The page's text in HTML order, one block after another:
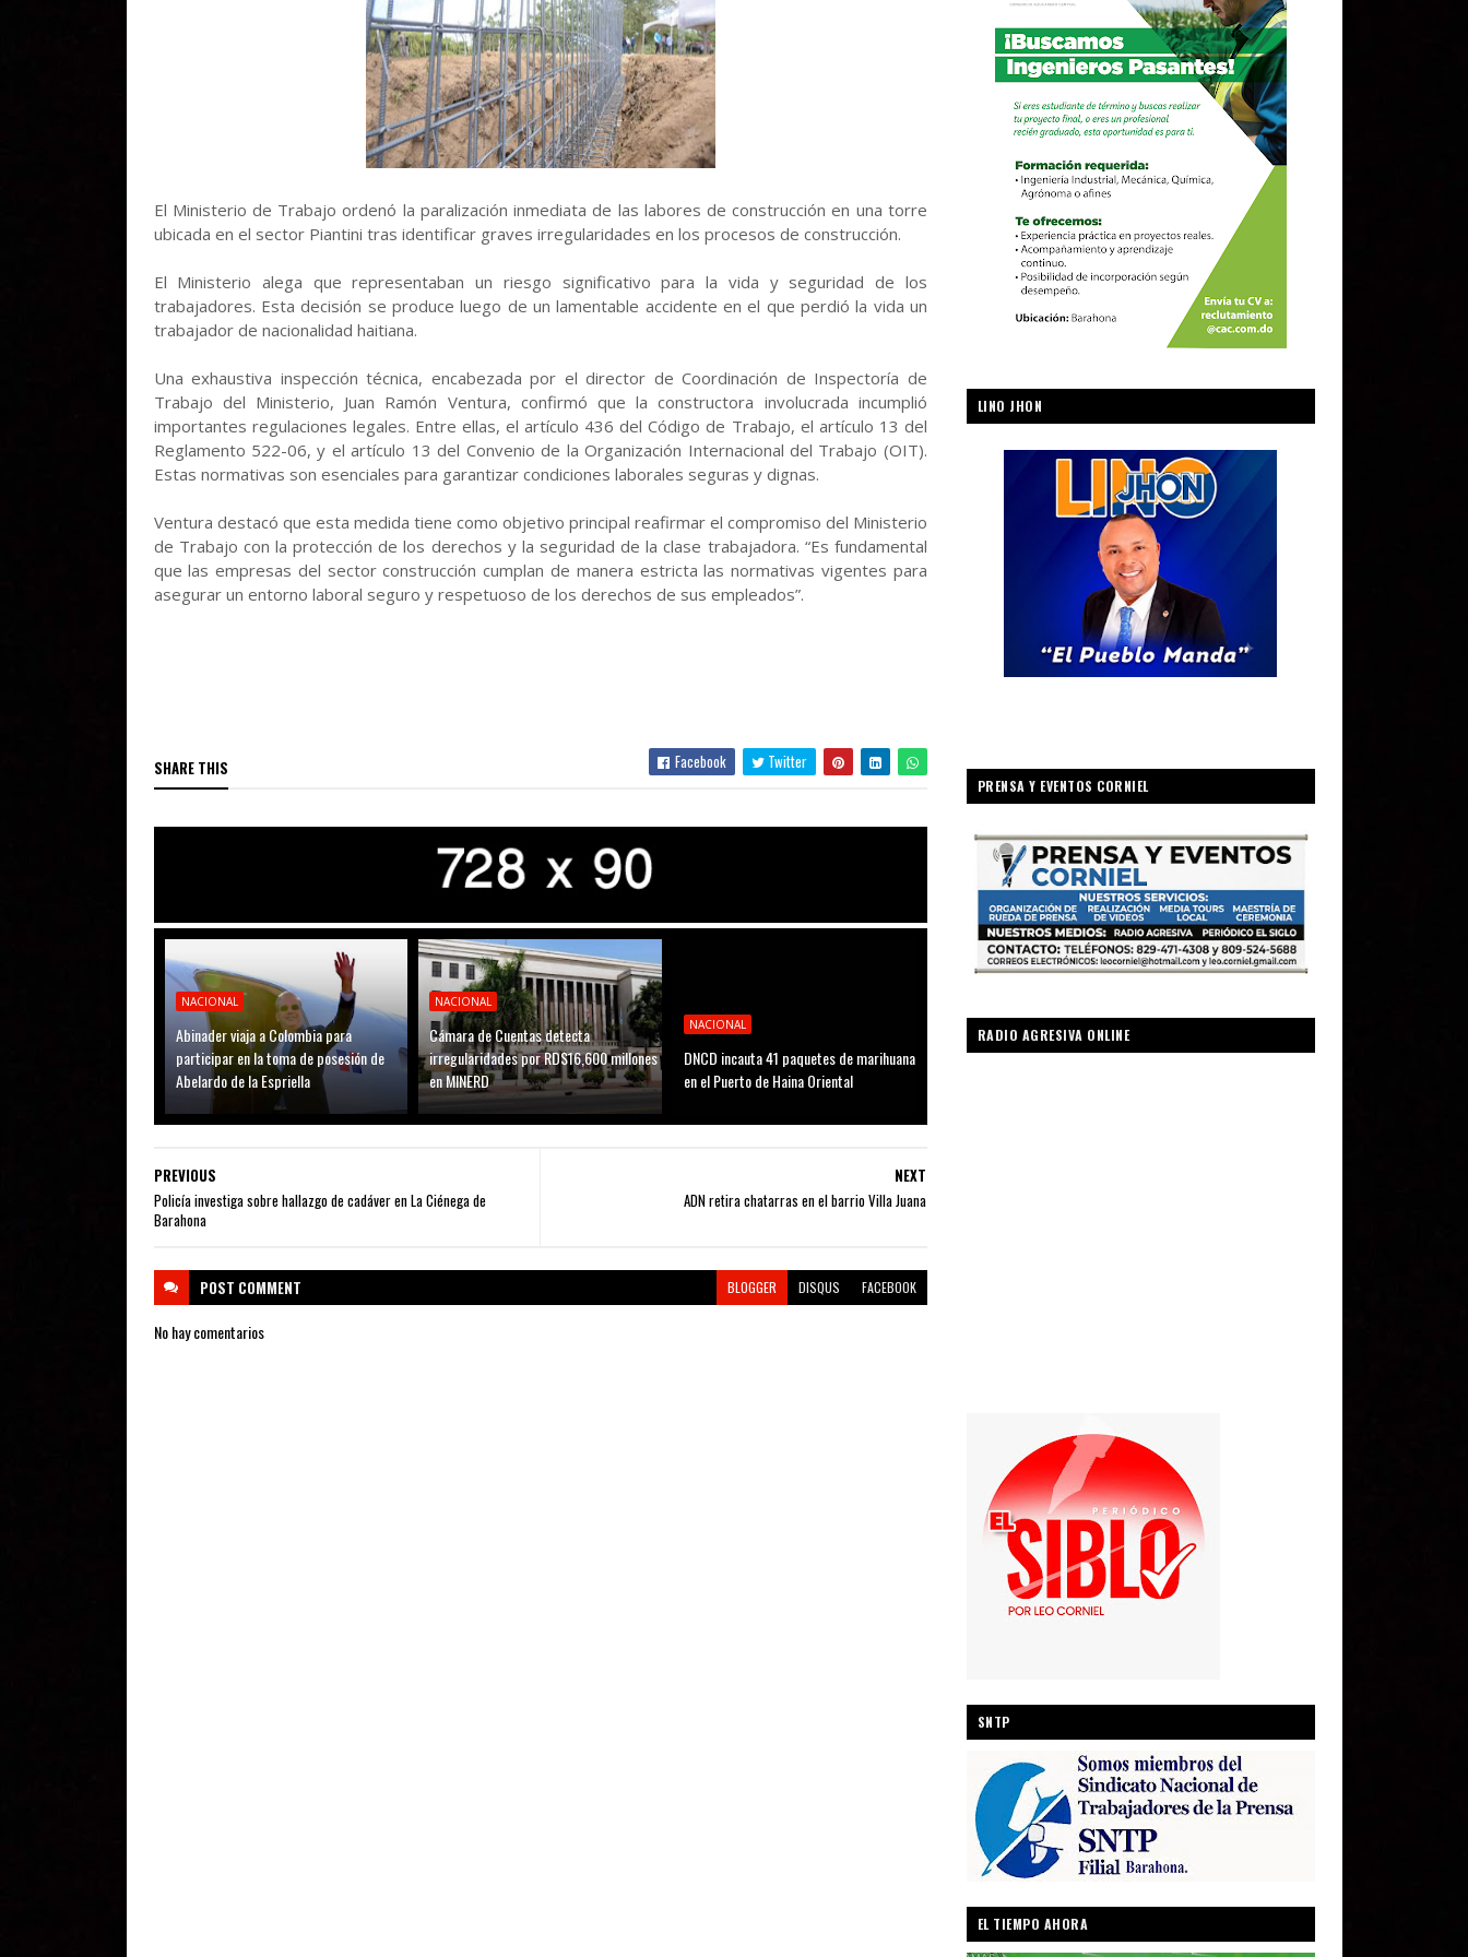
El Ministerio de Trabajo ordenó la paralización inmediata de las labores de construcción en una torre
ubicada en el sector Piantini tras identificar graves irregularidades en los procesos de construcción.
El Ministerio alega que representaban un riesgo significativo para la vida y seguridad de los
trabajadores. Esta decisión se produce luego de un lamentable accidente en el que perdió la vida un
trabajador de nacionalidad haitiana.
Una exhaustiva inspección técnica, encabezada por el director de Coordinación de Inspectoría de
Trabajo del Ministerio, Juan Ramón Ventura, confirmó que la constructora involucrada incumplió
importantes regulaciones legales. Entre ellas, el artículo 436 del Código de Trabajo, el artículo 13 del
Reglamento 522-06, y el artículo 13 del Convenio de la Organización Internacional del Trabajo (OIT).
Estas normativas son esenciales para garantizar condiciones laborales seguras y dignas.
Ventura destacó que esta medida tiene como objetivo principal reafirmar el compromiso del Ministerio
de Trabajo con la protección de los derechos y la seguridad de la clase trabajadora. “Es fundamental
que las empresas del sector construcción cumplan de manera estricta las normativas vigentes para
asegurar un entorno laboral seguro y respetuoso de los derechos de sus empleados”.
SHARE THIS Facebook Twitter
NACIONAL
Abinader viaja a Colombia para
participar en la toma de posesión de
Abelardo de la Espriella
NACIONAL
Cámara de Cuentas detecta
irregularidades por RD$16,600 millones
en MINERD
NACIONAL
DNCD incauta 41 paquetes de marihuana
en el Puerto de Haina Oriental
NEXT
ADN retira chatarras en el barrio Villa Juana
PREVIOUS
Policía investiga sobre hallazgo de cadáver en La Ciénega de
Barahona
POST COMMENT BLOGGER DISQUS FACEBOOK
No hay comentarios
LINO JHON
PRENSA Y EVENTOS CORNIEL
RADIO AGRESIVA ONLINE
SNTP
EL TIEMPO AHORA